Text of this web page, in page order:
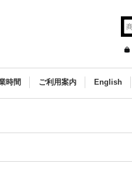
時間 ご利用案内 English